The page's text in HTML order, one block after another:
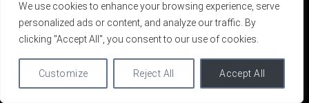
We use cookies to enhance your browsing experience, serve
personalized ads or content, and analyze our traffic. By
clicking "Accept All", you consent to our use of cookies.
Customize Reject All Accept All
IN STOCK
35.74€
IN STOCK
30.63€